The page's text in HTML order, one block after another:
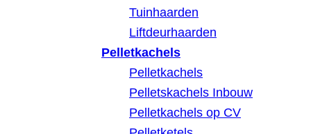
Tuinhaarden
Liftdeurhaarden
Pelletkachels
Pelletkachels
Pelletskachels Inbouw
Pelletkachels op CV